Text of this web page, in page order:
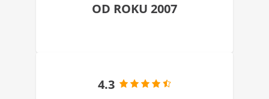
OD ROKU 2007
4.3